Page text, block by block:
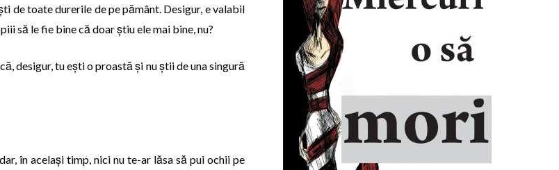
de toate durerile de pe pământ. Desigur, e valabil
să le fie bine că doar știu ele mai bine, nu?
desigur, tu ești o proastă și nu știi de una singură
în același timp, nici nu te-ar lăsa să pui ochii pe